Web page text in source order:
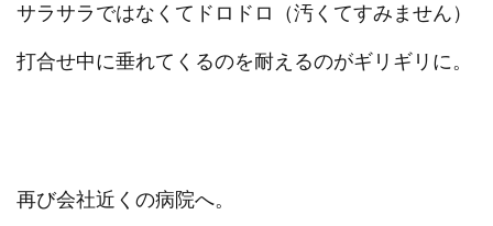
サラサラではなくてドロドロ（汚くてすみません）
打合せ中に垂れてくるのを耐えるのがギリギリに。
再び会社近くの病院へ。